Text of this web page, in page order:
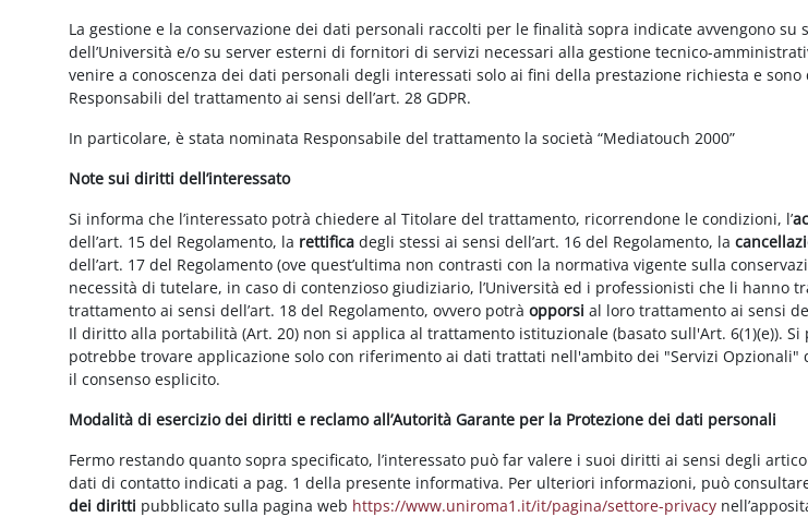
La gestione e la conservazione dei dati personali raccolti per le finalità sopra indicate avvengono su
dell’Università e/o su server esterni di fornitori di servizi necessari alla gestione tecnico-
venire a conoscenza dei dati personali degli interessati solo ai fini della prestazione richiesta e
Responsabili del trattamento ai sensi dell’art. 28 GDPR.
In particolare, è stata nominata Responsabile del trattamento la società “Mediatouch 2000”
Note sui diritti dell’interessato
Si informa che l’interessato potrà chiedere al Titolare del trattamento, ricorrendone le condizioni, l’
dell’art. 15 del Regolamento, la rettificadegli stessi ai sensi dell’art. 16 del Regolamento, la
dell’art. 17 del Regolamento (ove quest’ultima non contrasti con la normativa vigente sulla
necessità di tutelare, in caso di contenzioso giudiziario, l’Università ed i professionisti che li hanno
trattamento ai sensi dell’art. 18 del Regolamento, ovvero potràopporsi al loro trattamento ai sensi
Il diritto alla portabilità (Art. 20) non si applica al trattamento istituzionale (basato sull'Art. 6(1)(e)).
potrebbe trovare applicazione solo con riferimento ai dati trattati nell'ambito dei "Servizi
il consenso esplicito.
Modalità di esercizio dei diritti e reclamo all’Autorità Garante per la Protezione dei dati personali
Fermo restando quanto sopra specificato, l’interessato può far valere i suoi diritti ai sensi degli
dati di contatto indicati a pag. 1 della presente informativa. Per ulteriori informazioni, può
dei diritti pubblicato sulla pagina web https://www.uniroma1.it/it/pagina/settore-privacy